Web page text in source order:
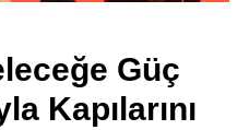
Güç
Kapılarını